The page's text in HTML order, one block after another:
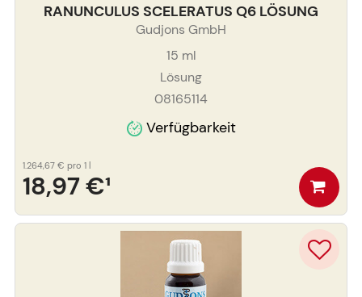
RANUNCULUS SCELERATUS Q6 LÖSUNG
Gudjons GmbH
15 ml
Lösung
08165114
Verfügbarkeit
18,97 €¹
1.264,67 € pro 1 l